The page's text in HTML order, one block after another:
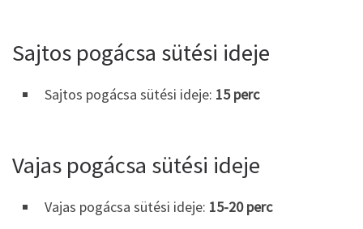
Sajtos pogácsa sütési ideje
Sajtos pogácsa sütési ideje: 15 perc
Vajas pogácsa sütési ideje
Vajas pogácsa sütési ideje: 15-20 perc